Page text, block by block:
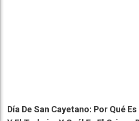
Día De San Cayetano: Por Qué